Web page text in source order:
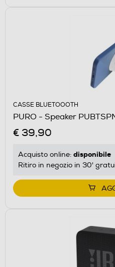
CASSE BLUETOOOTH
PURO - Speaker
€ 39,90
Acquisto online: disponibile
Ritiro in negozio in 30'